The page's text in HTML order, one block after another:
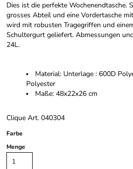
Dies ist die perfekte Wochenendtasche.
grosses Abteil und eine Vordertasche
wird mit robusten Tragegriffen und
Schultergurt geliefert. Abmessungen
24L.
Material: Unterlage : 600D
Polyester
Maße: 48x22x26 cm
Clique Art. 040304
Farbe
Menge